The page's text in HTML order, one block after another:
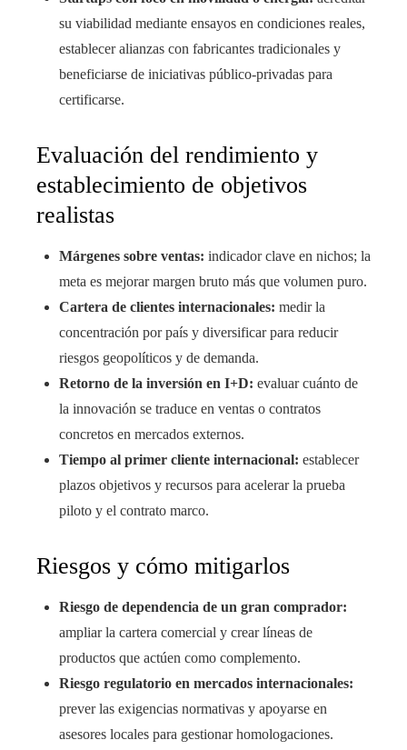
su viabilidad mediante ensayos en condiciones reales,
establecer alianzas con fabricantes tradicionales y
beneficiarse de iniciativas público‑privadas para
certificarse.
Evaluación del rendimiento y
establecimiento de objetivos
realistas
Márgenes sobre ventas: indicador clave en nichos; la
meta es mejorar margen bruto más que volumen puro.
Cartera de clientes internacionales: medir la
concentración por país y diversificar para reducir
riesgos geopolíticos y de demanda.
Retorno de la inversión en I+D: evaluar cuánto de
la innovación se traduce en ventas o contratos
concretos en mercados externos.
Tiempo al primer cliente internacional: establecer
plazos objetivos y recursos para acelerar la prueba
piloto y el contrato marco.
Riesgos y cómo mitigarlos
Riesgo de dependencia de un gran comprador:
ampliar la cartera comercial y crear líneas de
productos que actúen como complemento.
Riesgo regulatorio en mercados internacionales:
prever las exigencias normativas y apoyarse en
asesores locales para gestionar homologaciones.